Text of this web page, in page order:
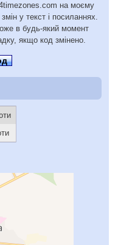
на моєму
у текст і посиланнях.
в будь-який момент
якщо код змінено.